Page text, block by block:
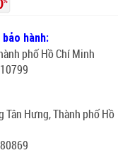
hành:
phố Hồ Chí Minh
Hưng, Thành phố Hồ